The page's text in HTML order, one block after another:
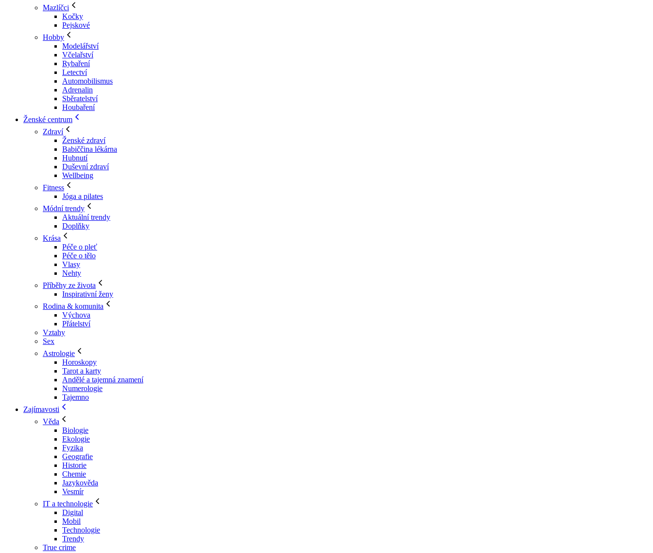
Mazlíčci
Kočky
Pejskové
Hobby
Modelářství
Včelařství
Rybaření
Letectví
Automobilismus
Adrenalin
Sběratelství
Houbaření
Ženské centrum
Zdraví
Ženské zdraví
Babiččina lékárna
Hubnutí
Duševní zdraví
Wellbeing
Fitness
Jóga a pilates
Módní trendy
Aktuální trendy
Doplňky
Krása
Péče o pleť
Péče o tělo
Vlasy
Nehty
Příběhy ze života
Inspirativní ženy
Rodina & komunita
Výchova
Přátelství
Vztahy
Sex
Astrologie
Horoskopy
Tarot a karty
Andělé a tajemná znamení
Numerologie
Tajemno
Zajímavosti
Věda
Biologie
Ekologie
Fyzika
Geografie
Historie
Chemie
Jazykověda
Vesmír
IT a technologie
Digital
Mobil
Technologie
Trendy
True crime